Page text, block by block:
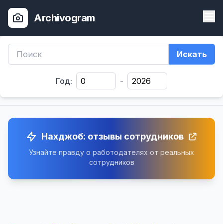
Archivogram
Искать
Год: -
Нахджоб: отзывы сотрудников
Узнайте правду о работодателях от реальных
сотрудников